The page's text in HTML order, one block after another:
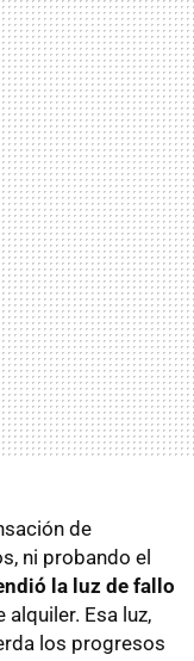
de
ni probando el
la luz de fallo
alquiler. Esa luz,
los progresos